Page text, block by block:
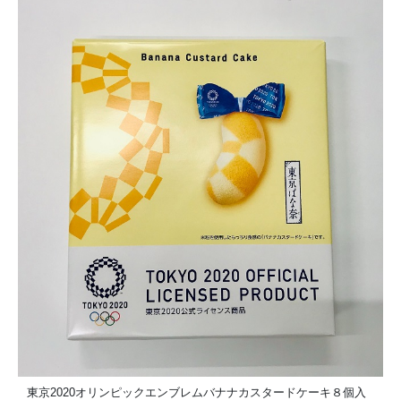
東京2020オリンピックエンブレムバナナカスタードケーキ８個入